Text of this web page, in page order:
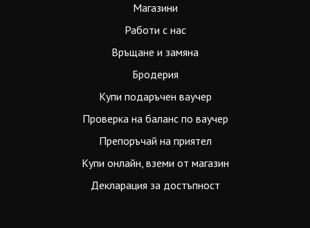
Магазини
Работи с нас
Връщане и замяна
Бродерия
Купи подаръчен ваучер
Проверка на баланс по ваучер
Препоръчай на приятел
Купи онлайн, вземи от магазин
Декларация за достъпност